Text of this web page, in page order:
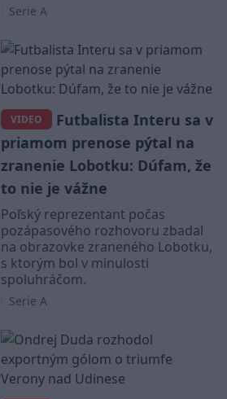
Serie A
VIDEO
Futbalista Interu sa v
priamom prenose pýtal na
zranenie Lobotku: Dúfam, že
to nie je vážne
Poľský reprezentant počas
pozápasového rozhovoru zbadal
na obrazovke zraneného Lobotku,
s ktorým bol v minulosti
spoluhráčom.
Serie A